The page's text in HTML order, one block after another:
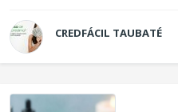
CREDFÁCIL TAUBATÉ